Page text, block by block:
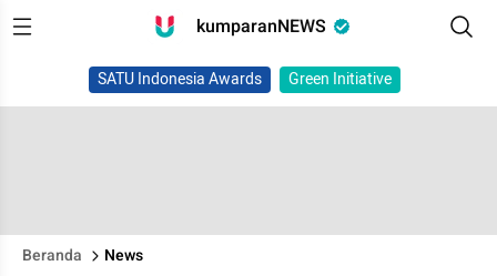
kumparanNEWS
SATU Indonesia Awards Green Initiative
Beranda News